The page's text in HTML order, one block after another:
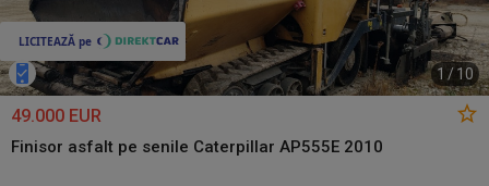
1 /10
49.000 EUR
Finisor asfalt pe senile Caterpillar AP555E 2010